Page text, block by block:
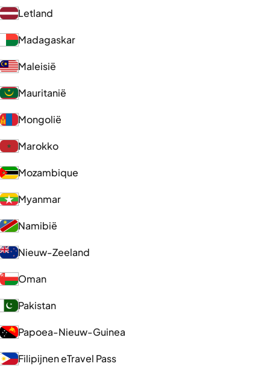
Letland
Madagaskar
Maleisië
Mauritanië
Mongolië
Marokko
Mozambique
Myanmar
Namibië
Nieuw-Zeeland
Oman
Pakistan
Papoea-Nieuw-Guinea
Filipijnen eTravel Pass